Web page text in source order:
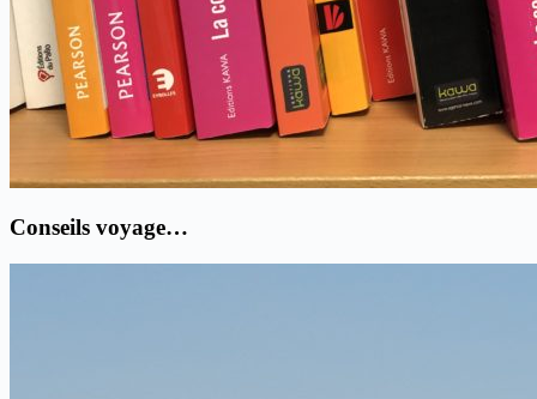
Conseils voyage…